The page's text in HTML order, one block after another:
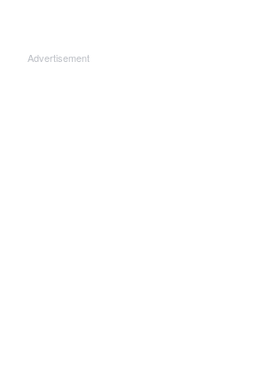
Advertisement